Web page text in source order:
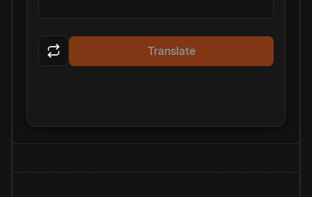
Translate